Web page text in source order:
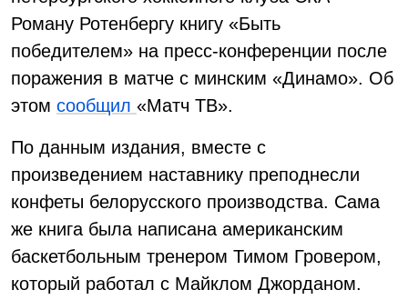
Роману Ротенбергу книгу «Быть
победителем» на пресс-конференции после
поражения в матче с минским «Динамо». Об
этом сообщил «Матч ТВ».
По данным издания, вместе с
произведением наставнику преподнесли
конфеты белорусского производства. Сама
же книга была написана американским
баскетбольным тренером Тимом Гровером,
который работал с Майклом Джорданом.